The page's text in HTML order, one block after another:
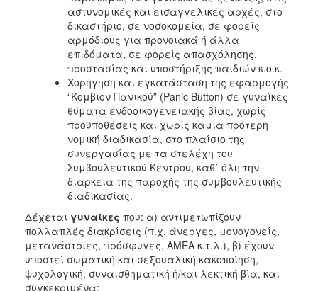
αστυνομικές και εισαγγελικές αρχές, στο
δικαστήριο, σε νοσοκομεία, σε φορείς
αρμόδιους για προνοιακά ή άλλα
επιδόματα, σε φορείς απασχόλησης,
προστασίας και υποστήριξης παιδιών κ.ο.κ.
Χορήγηση και εγκατάσταση της εφαρμογής
“Κομβίον Πανικού” (Panic Button) σε γυναίκες
θύματα ενδοοικογενειακής βίας, χωρίς
προϋποθέσεις και χωρίς καμία πρότερη
νομική διαδικασία, στο πλαίσιο της
συνεργασίας με τα στελέχη του
Συμβουλευτικού Κέντρου, καθ΄ όλη την
διάρκεια της παροχής της συμβουλευτικής
διαδικασίας.
Δέχεται γυναίκες που: α) αντιμετωπίζουν
πολλαπλές διακρίσεις (π.χ. άνεργες, μονογονείς,
μετανάστριες, πρόσφυγες, ΑΜΕΑ κ.τ.λ.), β) έχουν
υποστεί σωματική και σεξουαλική κακοποίηση,
ψυχολογική, συναισθηματική ή/και λεκτική βία, και
συγκεκριμένα: